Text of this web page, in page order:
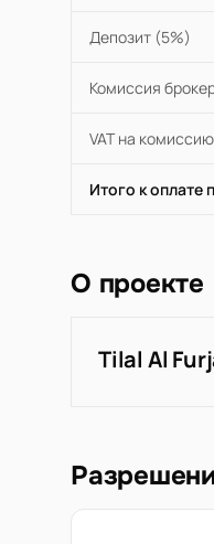
Депозит (5%)
Комиссия
VAT на
Итого к оплате
О проекте
Tilal Al